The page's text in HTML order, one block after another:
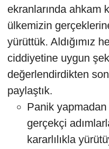
ekranlarında ahkam
ülkemizin
yürüttük. Aldığımız
ciddiyetine uygun
değerlendirdikten
paylaştık.
Panik yapmadan
gerçekçi
kararlılıkla